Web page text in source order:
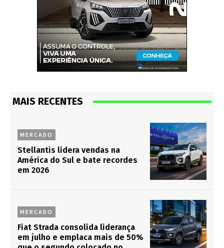
MAIS RECENTES
MERCADO
Stellantis lidera vendas na
América do Sul e bate recordes
em 2026
MERCADO
Fiat Strada consolida liderança
em julho e emplaca mais de 50%